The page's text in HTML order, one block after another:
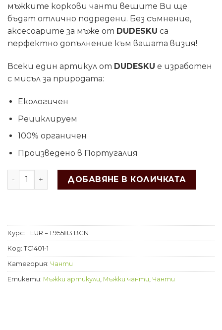
мъжките коркови чанти вещите Ви ще
бъдат отлично подредени. Без съмнение,
аксесоарите за мъже от DUDESKU са
перфектно допълнение към вашата визия!
Всеки един артикул от DUDESKU е изработен
с мисъл за природата:
Екологичен
Рециклируем
100% органичен
Произведено в Португалия
ДОБАВЯНЕ В КОЛИЧКАТА
Курс: 1 EUR = 1.95583 BGN
Код: TC1401-1
Категория: Чанти
Етикети: Мъжки артикули Мъжки чанти Чанти